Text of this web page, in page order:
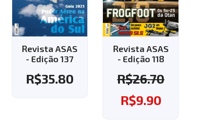
Revista ASAS
- Edição 118
R$26.70
Revista ASAS
- Edição 143 -
cupom "143" e
grátis!